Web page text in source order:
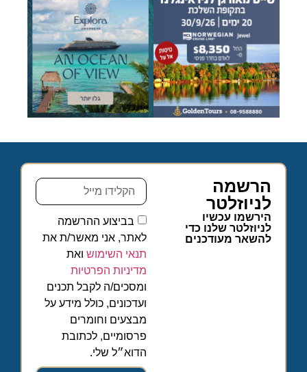
הרשמה
לניוזלטר
הירשמו עכשיו
לניוזלטר שלנו כדי
להשאר מעודכנים
בביצוע ההרשמה
לאתר, אני מאשר/ת את
תנאי השימוש ואת
מדיניות הפרטיות
ומסכים/ה לקבל תכנים
ועדכונים, כולל מידע על
מבצעים וחומרים
פרסומיים, לכתובת
הדוא״ל שלי.